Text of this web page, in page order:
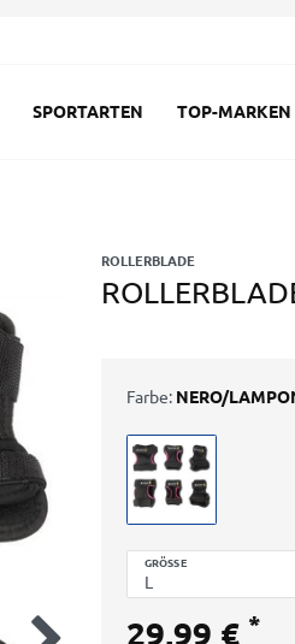
SPORTARTEN TOP-MARKEN
ROLLERBLADE
GRÖSSE
Farbe: NERO/
29,99 € *